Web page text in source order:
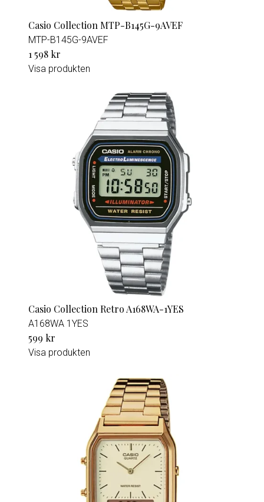
Casio Collection MTP-B145G-9AVEF
MTP-B145G-9AVEF
1 598 kr
Visa produkten
Casio Collection Retro A168WA-1YES
A168WA 1YES
599 kr
Visa produkten